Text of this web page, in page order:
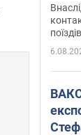
ВАКС обрав